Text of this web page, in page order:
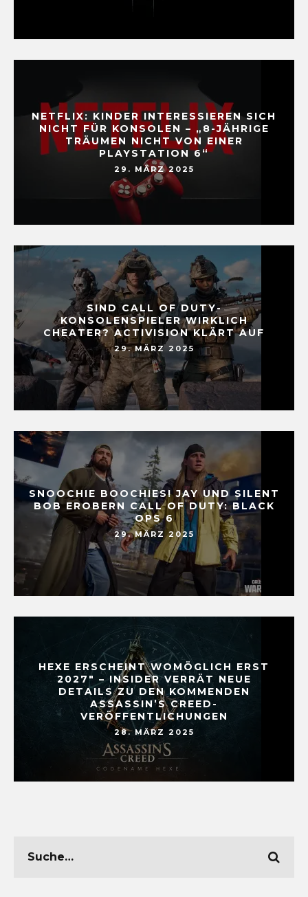
NETFLIX: KINDER INTERESSIEREN SICH
NICHT FÜR KONSOLEN – „8-JÄHRIGE
TRÄUMEN NICHT VON EINER
PLAYSTATION 6“
29. MÄRZ 2025
SIND CALL OF DUTY-
KONSOLENSPIELER WIRKLICH
CHEATER? ACTIVISION KLÄRT AUF
29. MÄRZ 2025
SNOOCHIE BOOCHIES! JAY UND SILENT
BOB EROBERN CALL OF DUTY: BLACK
OPS 6
29. MÄRZ 2025
HEXE ERSCHEINT WOMÖGLICH ERST
2027″ – INSIDER VERRÄT NEUE
DETAILS ZU DEN KOMMENDEN
ASSASSIN’S CREED-
VERÖFFENTLICHUNGEN
28. MÄRZ 2025